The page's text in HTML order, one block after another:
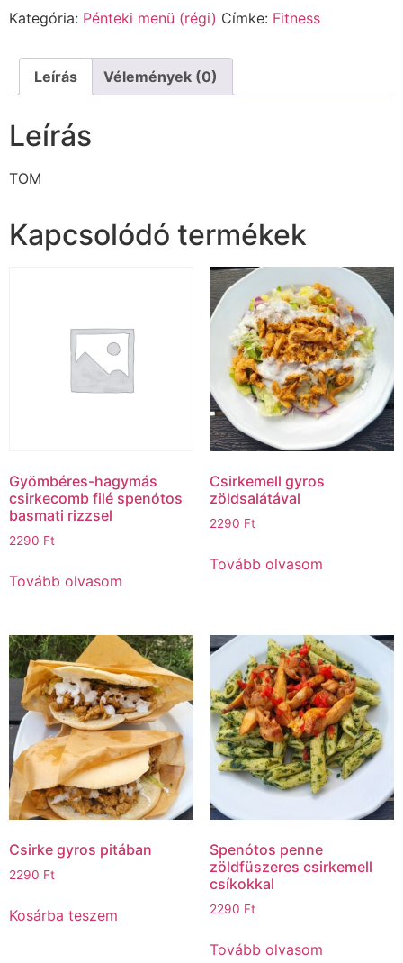
Kategória: Pénteki menü (régi) Címke: Fitness
Leírás Vélemények (0)
Leírás
TOM
Kapcsolódó termékek
Gyömbéres-hagymás
csirkecomb filé spenótos
basmati rizzsel
2290 Ft
Tovább olvasom
Csirkemell gyros
zöldsalátával
2290 Ft
Tovább olvasom
Csirke gyros pitában
2290 Ft
Kosárba teszem
Spenótos penne
zöldfüszeres csirkemell
csíkokkal
2290 Ft
Tovább olvasom